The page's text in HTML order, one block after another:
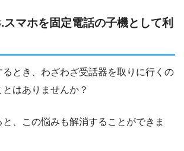
スマホを固定電話の子機として利
るとき、わざわざ受話器を取りに行くの
はありませんか？
、この悩みも解消することができま